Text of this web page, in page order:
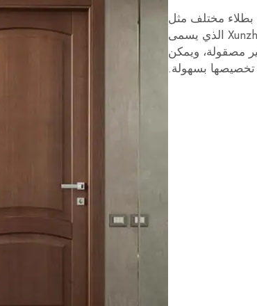
بطلاء مختلف مثل
مصقولة، ويمكن
تخصيصها بسهولة.